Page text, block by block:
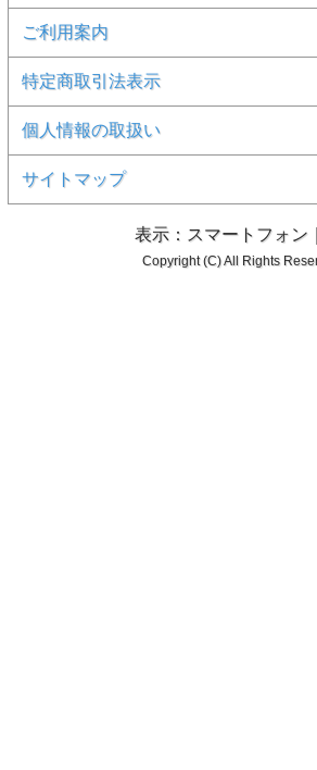
ご利用案内
特定商取引法表示
個人情報の取扱い
サイトマップ
表示：スマートフォン｜
Copyright (C) All Rights